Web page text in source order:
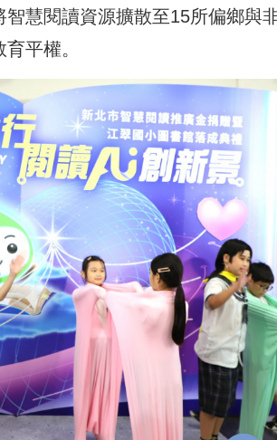
智慧閱讀資源擴散至15所偏鄉與
平權。